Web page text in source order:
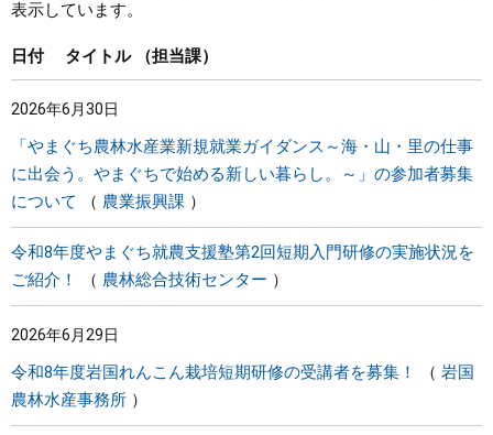
教育・文化・スポーツ
しごと・産業・観光
県政情報
表示しています。
日付 タイトル 担当課
2026年6月30日
「やまぐち農林水産業新規就業ガイダンス～海・山・里の仕事
に出会う。やまぐちで始める新しい暮らし。～」の参加者募集
について
農業振興課
令和8年度やまぐち就農支援塾第2回短期入門研修の実施状況を
ご紹介！
農林総合技術センター
2026年6月29日
令和8年度岩国れんこん栽培短期研修の受講者を募集！
岩国
農林水産事務所